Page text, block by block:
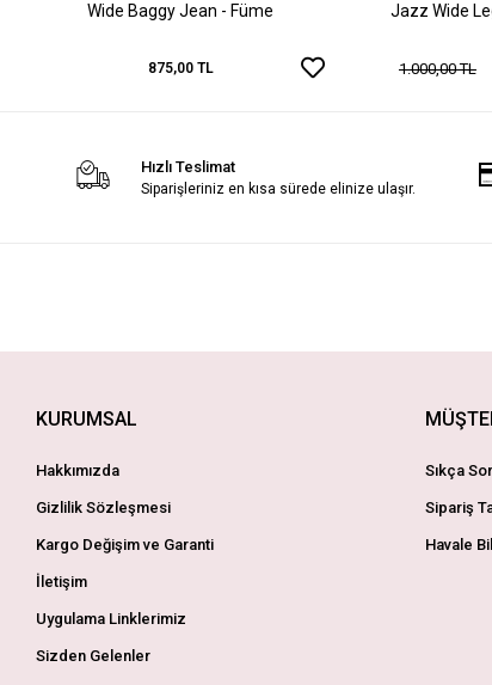
Wide Baggy Jean - Füme
875,00 TL
Jazz Wide
1.000,00 TL
Hızlı Teslimat
Siparişleriniz en kısa sürede elinize ulaşır.
KURUMSAL
Hakkımızda
Gizlilik Sözleşmesi
Kargo Değişim ve Garanti
İletişim
Uygulama Linklerimiz
Sizden Gelenler
Sıkça
Sipariş
Havale